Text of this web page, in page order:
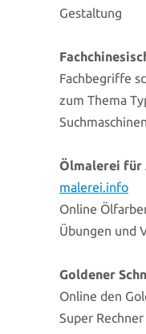
Gestaltung
Fachbegriffe
zum Thema
Ölmalerei für
malerei.info
Online
Übungen und
Goldener
Online den
Super